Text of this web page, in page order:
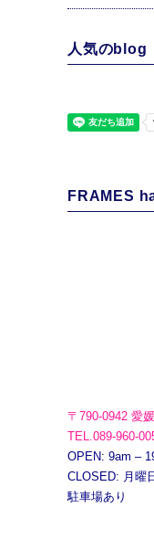
人気のblog
FRAMES
〒790-0942 愛
TEL.089-960-
OPEN: 9am –
CLOSED: 月曜
駐車場あり